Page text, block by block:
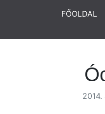
FŐOLDAL